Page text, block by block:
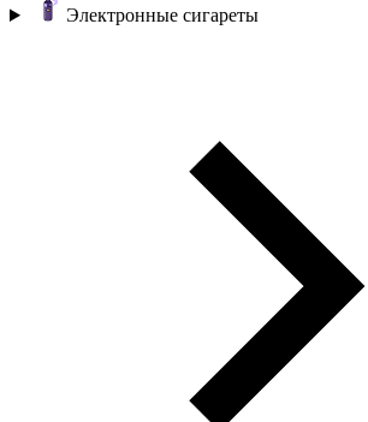
Электронные сигареты